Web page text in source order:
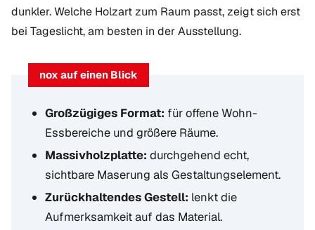
dunkler. Welche Holzart zum Raum passt, zeigt sich erst
bei Tageslicht, am besten in der Ausstellung.
nox auf einen Blick
Großzügiges Format: für offene Wohn-
Essbereiche und größere Räume.
Massivholzplatte: durchgehend echt,
sichtbare Maserung als Gestaltungselement.
Zurückhaltendes Gestell: lenkt die
Aufmerksamkeit auf das Material.